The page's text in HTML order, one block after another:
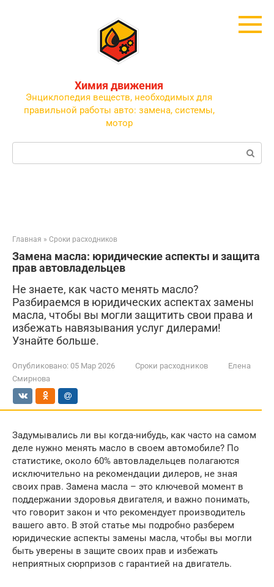
Химия движения
Энциклопедия веществ, необходимых для
правильной работы авто: замена, системы,
мотор
Поиск:
Главная » Сроки расходников
Замена масла: юридические аспекты и защита
прав автовладельцев
Не знаете, как часто менять масло?
Разбираемся в юридических аспектах замены
масла, чтобы вы могли защитить свои права и
избежать навязывания услуг дилерами!
Узнайте больше.
Опубликовано: 05 Мар 2026 Сроки расходников
Елена
Смирнова
Задумывались ли вы когда-нибудь, как часто на самом
деле нужно менять масло в своем автомобиле? По
статистике, около 60% автовладельцев полагаются
исключительно на рекомендации дилеров, не зная
своих прав. Замена масла – это ключевой момент в
поддержании здоровья двигателя, и важно понимать,
что говорит закон и что рекомендует производитель
вашего авто. В этой статье мы подробно разберем
юридические аспекты замены масла, чтобы вы могли
быть уверены в защите своих прав и избежать
неприятных сюрпризов с гарантией на двигатель.